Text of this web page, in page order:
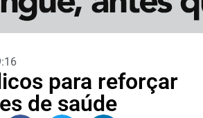
para reforçar
de saúde